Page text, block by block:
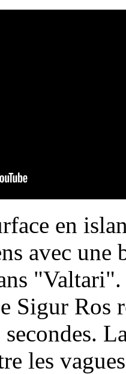
en
avec une
Sigur Ros
les